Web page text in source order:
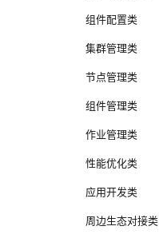
组件配置类
集群管理类
节点管理类
组件管理类
作业管理类
性能优化类
应用开发类
周边生态对接类